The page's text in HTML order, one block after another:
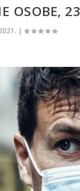
OSOBE,
|